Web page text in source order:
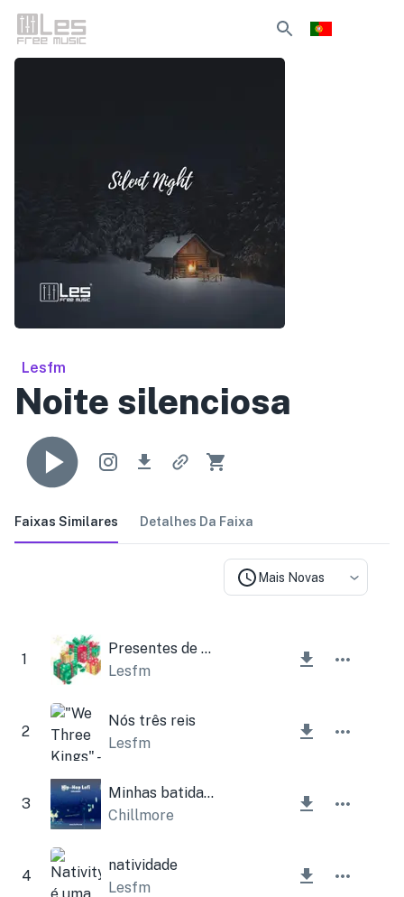
Lesfm
Noite silenciosa
Faixas Similares Detalhes Da Faixa
Mais Novas
1
Presentes de Natal
Lesfm
2
Nós três reis
Lesfm
3
Minhas batidas de Natal
Chillmore
4
natividade
Lesfm